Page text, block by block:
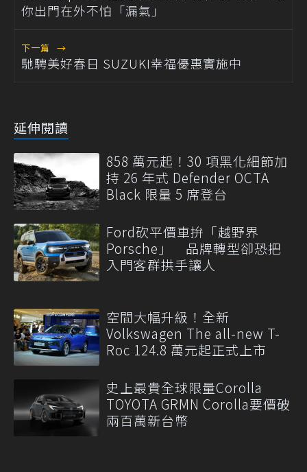
你出門在外不怕「漏氣」
下一篇 →
馳騁美好春日 SUZUKI幸福優惠實施中
延伸閱讀
858 萬元起！30 項黑化細節加
持 26 年式 Defender OCTA
Black 限量 5 席登台
Ford砍平價車拚「越野界
Porsche」 品牌轉型卻恐把
入門客群拱手讓人
空間大幅升級！全新
Volkswagen The all-new T-
Roc 124.8 萬元起正式上市
史上最貴全球限量Corolla
TOYOTA GRMN Corolla要價破
兩百萬新台幣